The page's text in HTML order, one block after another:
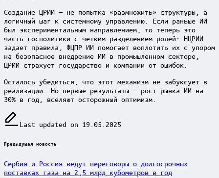
Создание ЦРИИ — не попытка «размножить» структуры, а
логичный шаг к системному управлению. Если раньше ИИ
был экспериментальным направлением, то теперь это
часть госполитики с четким разделением ролей: НЦРИИ
задает правила, ФЦПР ИИ помогает воплотить их с упором
на безопасное внедрение ИИ в промышленном секторе,
ЦРИИ страхует государство и компании от ошибок.
Осталось убедиться, что этот механизм не забуксует в
реализации. Но первые результаты — рост рынка ИИ на
30% в год, вселяют осторожный оптимизм.
Last updated on 19.05.2025
Post
Предыдущая новость
Сербия и Россия ведут переговоры о долгосрочных
поставках газа на 2,5 млрд кубометров в год